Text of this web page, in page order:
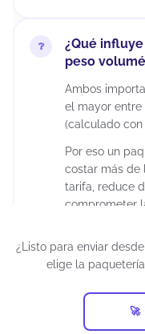
¿Qué
peso
Ambos
el mayor
(calculado
Por eso un
costar más de
tarifa, reduce
comprometer
¿Puedo
Nazareno
Sí, siempre
servicio y la
¿Listo para enviar
elige la